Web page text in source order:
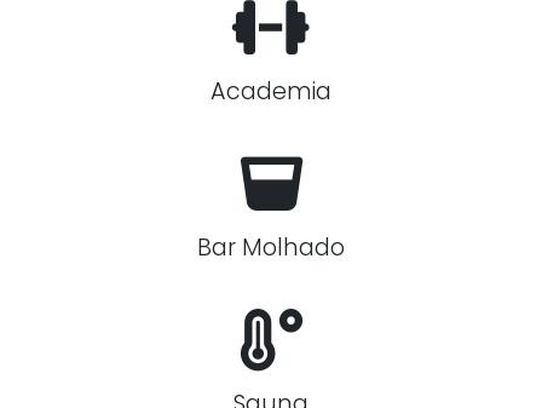
Academia
Bar Molhado